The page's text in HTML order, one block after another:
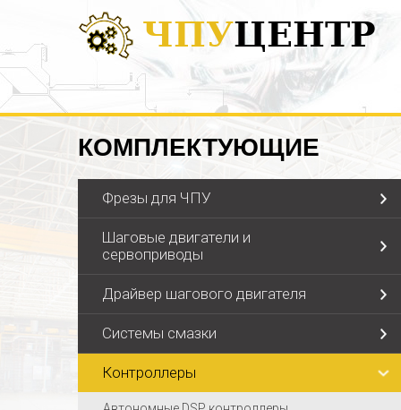
ЧПУЦЕНТР
КОМПЛЕКТУЮЩИЕ
Фрезы для ЧПУ
Шаговые двигатели и
сервоприводы
Драйвер шагового двигателя
Системы смазки
Контроллеры